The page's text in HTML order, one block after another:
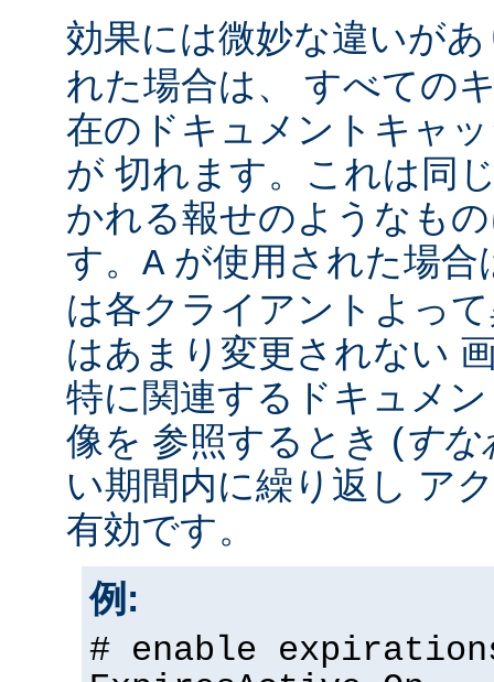
効果には微妙な違いが
れた場合は、 すべての
在のドキュメントキャ
が 切れます。これは同
かれる報せのようなも
す。 A が使用された場合
は各クライアントよっ
はあまり変更されない
特に関連するドキュメ
像を 参照するとき (すな
い期間内に繰り返し ア
有効です。
例:
# enable